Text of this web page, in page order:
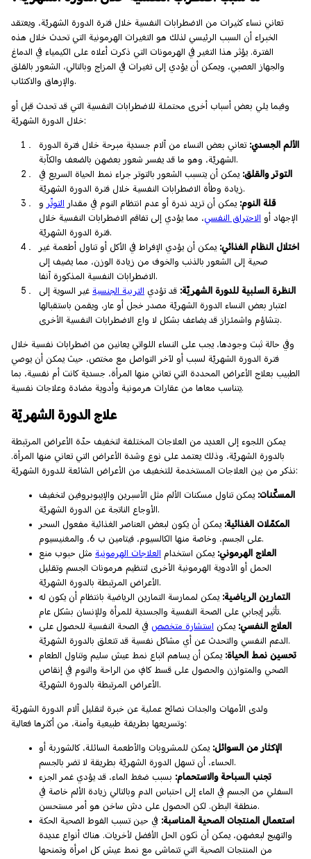
تعاني نساء كثيرات من الاضطرابات النفسية خلال فترة الدورة الشهريّة، ويعتقد
الخبراء أن السبب الرئيسي لذلك هو التغيرات الهرمونية التي تحدث خلال هذه
الفترة. يؤثر هذا التغير في الهرمونات التي ذكرت أعلاه على الكيمياء في الدماغ
والجهاز العصبي، ويمكن أن يؤدي إلى تغيرات في المزاج وبالتالي، الشعور بالقلق
والإرهاق والاكتئاب.
وفيما يلي بعض أسباب أخرى محتملة للاضطرابات النفسية التي قد تحدث قبل أو
خلال الدورة الشهريّة:
الألم الجسدي: تعاني بعض النساء من آلام جسدية مبرحة خلال فترة الدورة
الشهريّة، وهو ما قد يفسر شعور بعضهن بالضعف والكآبة.
التوتر والقلق: يمكن أن يتسبب الشعور بالتوتر جراء نمط الحياة السريع في
زيادة وطأة الاضطرابات النفسية خلال فترة الدورة الشهريّة.
قلة النوم: يمكن أن تزيد ندرة أو عدم انتظام النوم في مقدار التوتّر و
الإجهاد أو الاحتراق النفسي، مما يؤدي إلى تفاقم الاضطرابات النفسية خلال
فترة الدورة الشهريّة.
اختلال النظام الغذائي: يمكن أن يؤدي الإفراط في الأكل أو تناول أطعمة غير
صحية إلى الشعور بالذنب والخوف من زيادة الوزن، مما يضيف إلى
الاضطرابات النفسية المذكورة آنفا.
النظرة السلبية للدورة الشهريّة: قد تؤدي التربية الجنسية غير السوية إلى
اعتبار بعض النساء الدورة الشهريّة مصدر خجل أو عار، ويقمن باستقبالها
بتشاؤم واشمئزاز قد يضاعف بشكل لا واع الاضطرابات النفسية الأخرى.
وفي حالة ثبت وجودها، يجب على النساء اللواتي يعانين من اضطرابات نفسية خلال
فترة الدورة الشهريّة لسبب أو لآخر التواصل مع مختص، حيث يمكن أن يوصي
الطبيب بعلاج الأعراض المحددة التي تعاني منها المرأة، جسدية كانت أم نفسية، بما
يتناسب معاها من عقارات هرمونية وأدوية مضادة وعلاجات نفسية.
علاج الدورة الشهريّة
يمكن اللجوء إلى العديد من العلاجات المختلفة لتخفيف حدّة الأعراض المرتبطة
بالدورة الشهريّة، وذلك يعتمد على نوع وشدة الأعراض التي تعاني منها المرأة.
نذكر من بين العلاجات المستخدمة للتخفيف من الأعراض الشائعة للدورة الشهريّة:
المسكّنات: يمكن تناول مسكنات الألم مثل الأسبرين والإيبوبروفين لتخفيف
الأوجاع الناتجة عن الدورة الشهريّة.
المكمّلات الغذائية: يمكن أن يكون لبعض العناصر الغذائية مفعول السحر
على الجسم، وخاصة منها الكالسيوم، فيتامين ب 6، والمغنيسيوم.
العلاج الهرموني: يمكن استخدام العلاجات الهرمونية مثل حبوب منع
الحمل أو الأدوية الهرمونية الأخرى لتنظيم هرمونات الجسم وتقليل
الأعراض المرتبطة بالدورة الشهريّة.
التمارين الرياضية: يمكن لممارسة التمارين الرياضية بانتظام أن يكون له
تأثير إيجابي على الصحة النفسية والجسدية للمرأة وللإنسان بشكل عام.
العلاج النفسي: يمكن استشارة متخصص في الصحة النفسية للحصول على
الدعم النفسي والتحدث عن أي مشاكل نفسية قد تتعلق بالدورة الشهريّة.
تحسين نمط الحياة: يمكن أن يساهم اتباع نمط عيش سليم وتناول الطعام
الصحي والمتوازن والحصول على قسط كافٍ من الراحة والنوم في إنقاص
الأعراض المرتبطة بالدورة الشهريّة.
ولدى الأمهات والجدات نصائح عملية عن خبرة لتقليل آلام الدورة الشهريّة
وتسريعها بطريقة طبيعية وآمنة، من أكثرها فعالية:
الإكثار من السوائل: يمكن للمشروبات والأطعمة السائلة، كالشوربة أو
الحساء، أن تسهل الدورة الشهريّة بطريقة لا تضر بالجسم.
تجنب السباحة والاستحمام: بسبب ضغط الماء، قد يؤدي غمر الجزء
السفلي من الجسم في الماء إلى احتباس الدم وبالتالي زيادة الألم خاصة في
منطقة البطن. لكن الحصول على دش ساخن هو أمر مستحسن.
استعمال المنتجات الصحية المناسبة: في حين تسبب الفوط الصحية الحكة
والتهيج لبعضهن، يمكن أن تكون الحل الأفضل لأخريات. هناك أنواع عديدة
من المنتجات الصحية التي تتماشى مع نمط عيش كل امرأة وتمنحها